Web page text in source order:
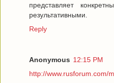
представляет
результативными.
Reply
Anonymous 12:15 PM
http://www.rusforum.com/